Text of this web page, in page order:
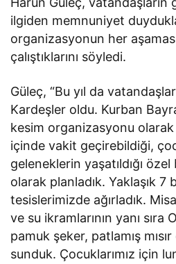
ilgiden memnuniyet
organizasyonun her
çalıştıklarını söyledi.
Güleç, “Bu yıl da
Kardeşler oldu. Kurban
kesim organizasyonu
içinde vakit geçirebildiği,
geleneklerin yaşatıldığı
olarak planladık. Yaklaşık 7
tesislerimizde ağırladık.
ve su ikramlarının yanı sıra
pamuk şeker, patlamış
sunduk. Çocuklarımız için